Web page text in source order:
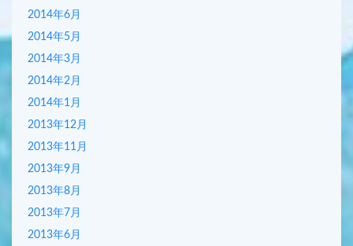
2014年6月
2014年5月
2014年3月
2014年2月
2014年1月
2013年12月
2013年11月
2013年9月
2013年8月
2013年7月
2013年6月